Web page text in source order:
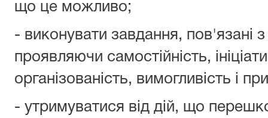
що це можливо;
- виконувати завдання, пов'язані
проявляючи самостійність,
організованість, вимогливість і
- утримуватися від дій, що